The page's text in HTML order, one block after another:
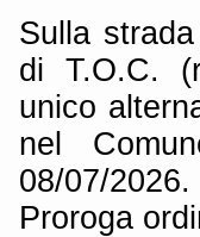
Sulla
di T.O.C.
unico
nel
08/07/2026.
Proroga